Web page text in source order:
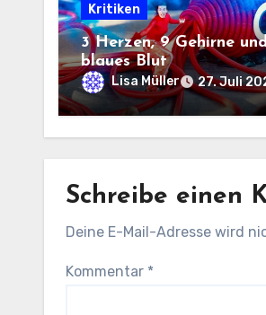
Kritiken
3 Herzen, 9 Gehirne
blaues Blut
Lisa Müller 27. Juli
Schreibe einen
Deine E-Mail-Adresse wird
Kommentar *